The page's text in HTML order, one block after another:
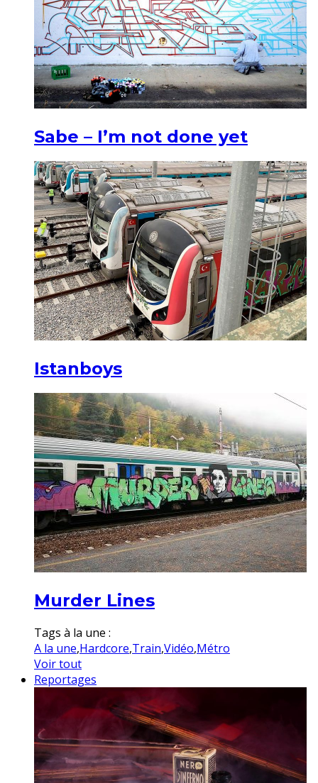
Sabe – I’m not done yet
Istanboys
Murder Lines
Tags à la une :
A la une,Hardcore,Train,Vidéo,Métro
Voir tout
Reportages